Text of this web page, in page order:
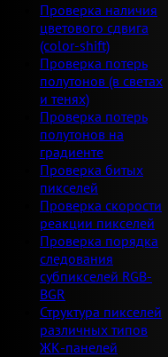
Проверка наличия
цветового сдвига
(color-shift)
Проверка потерь
полутонов (в светах
и тенях)
Проверка потерь
полутонов на
градиенте
Проверка битых
пикселей
Проверка скорости
реакции пикселей
Проверка порядка
следования
субпикселей RGB-
BGR
Структура пикселей
различных типов
ЖК-панелей